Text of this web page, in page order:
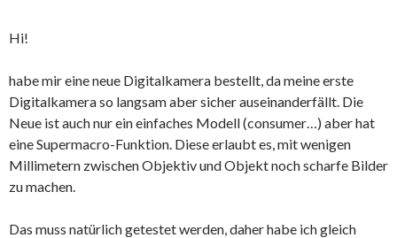
Hi!
habe mir eine neue Digitalkamera bestellt, da meine erste
Digitalkamera so langsam aber sicher auseinanderfällt. Die
Neue ist auch nur ein einfaches Modell (consumer…) aber hat
eine Supermacro-Funktion. Diese erlaubt es, mit wenigen
Millimetern zwischen Objektiv und Objekt noch scharfe Bilder
zu machen.
Das muss natürlich getestet werden, daher habe ich gleich